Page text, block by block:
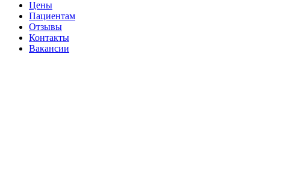
Цены
Пациентам
Отзывы
Контакты
Вакансии